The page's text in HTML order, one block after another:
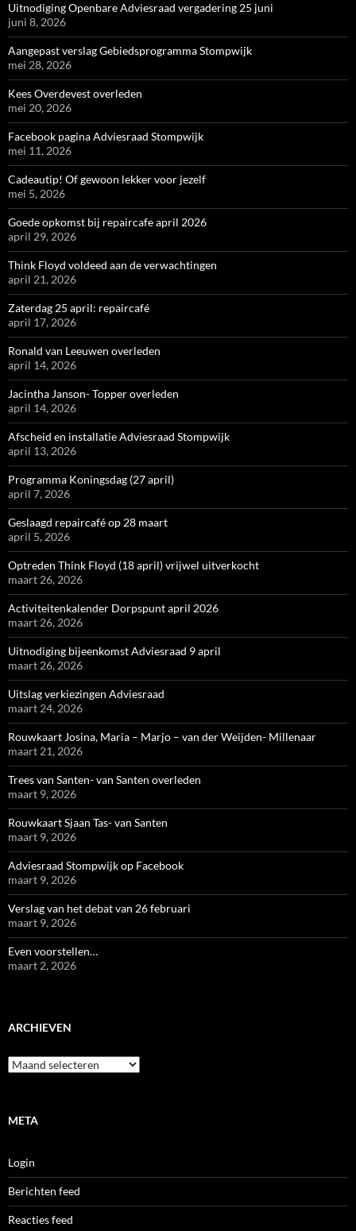
Uitnodiging Openbare Adviesraad vergadering 25 juni
juni 8, 2026
Aangepast verslag Gebiedsprogramma Stompwijk
mei 28, 2026
Kees Overdevest overleden
mei 20, 2026
Facebook pagina Adviesraad Stompwijk
mei 11, 2026
Cadeautip! Of gewoon lekker voor jezelf
mei 5, 2026
Goede opkomst bij repaircafe april 2026
april 29, 2026
Think Floyd voldeed aan de verwachtingen
april 21, 2026
Zaterdag 25 april: repaircafé
april 17, 2026
Ronald van Leeuwen overleden
april 14, 2026
Jacintha Janson- Topper overleden
april 14, 2026
Afscheid en installatie Adviesraad Stompwijk
april 13, 2026
Programma Koningsdag (27 april)
april 7, 2026
Geslaagd repaircafé op 28 maart
april 5, 2026
Optreden Think Floyd (18 april) vrijwel uitverkocht
maart 26, 2026
Activiteitenkalender Dorpspunt april 2026
maart 26, 2026
Uitnodiging bijeenkomst Adviesraad 9 april
maart 26, 2026
Uitslag verkiezingen Adviesraad
maart 24, 2026
Rouwkaart Josina, Maria – Marjo – van der Weijden- Millenaar
maart 21, 2026
Trees van Santen- van Santen overleden
maart 9, 2026
Rouwkaart Sjaan Tas- van Santen
maart 9, 2026
Adviesraad Stompwijk op Facebook
maart 9, 2026
Verslag van het debat van 26 februari
maart 9, 2026
Even voorstellen…
maart 2, 2026
ARCHIEVEN
Archieven
META
Login
Berichten feed
Reacties feed